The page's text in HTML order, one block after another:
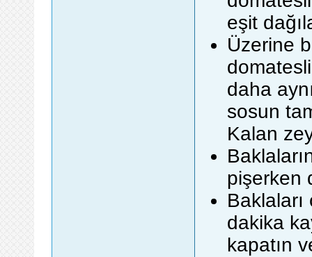
eşit
Üzerine
daha
sosun
Kalan
pişerken
dakika
kapatın